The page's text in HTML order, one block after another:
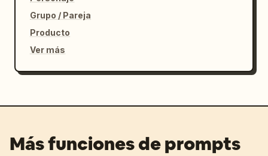
Grupo / Pareja
Producto
Ver más
Más funciones de prompts